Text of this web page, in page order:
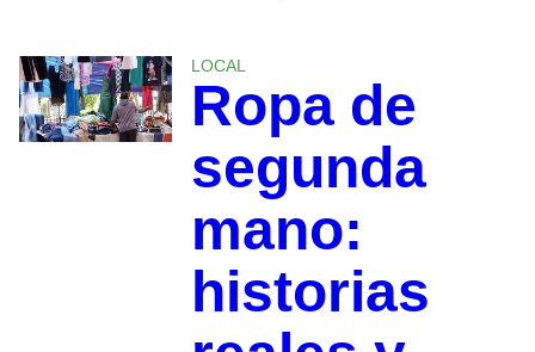
LOCAL
Ropa de
segunda
mano:
historias